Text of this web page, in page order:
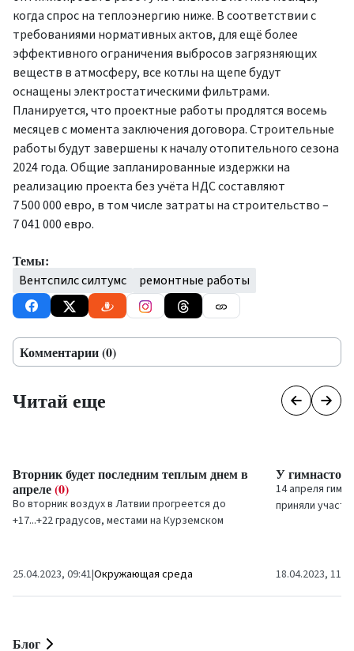
когда спрос на теплоэнергию ниже. В соответствии с
требованиями нормативных актов, для ещё более
эффективного ограничения выбросов загрязняющих
веществ в атмосферу, все котлы на щепе будут
оснащены электростатическими фильтрами.
Планируется, что проектные работы продлятся восемь
месяцев с момента заключения договора. Строительные
работы будут завершены к началу отопительного сезона
2024 года. Общие запланированные издержки на
реализацию проекта без учёта НДС составляют
7 500 000 евро, в том числе затраты на строительство –
7 041 000 евро.
Темы:
Вентспилс силтумс ремонтные работы
Комментарии (0)
Читай еще
Вторник будет последним теплым днем в
апреле(0)
Во вторник воздух в Латвии прогреется до
+17...+22 градусов, местами на Курземском
25.04.2023, 09:41|Окружающая среда
У гимнастов
14 апреля
приняли
18.04.2023, 11:46
Блог